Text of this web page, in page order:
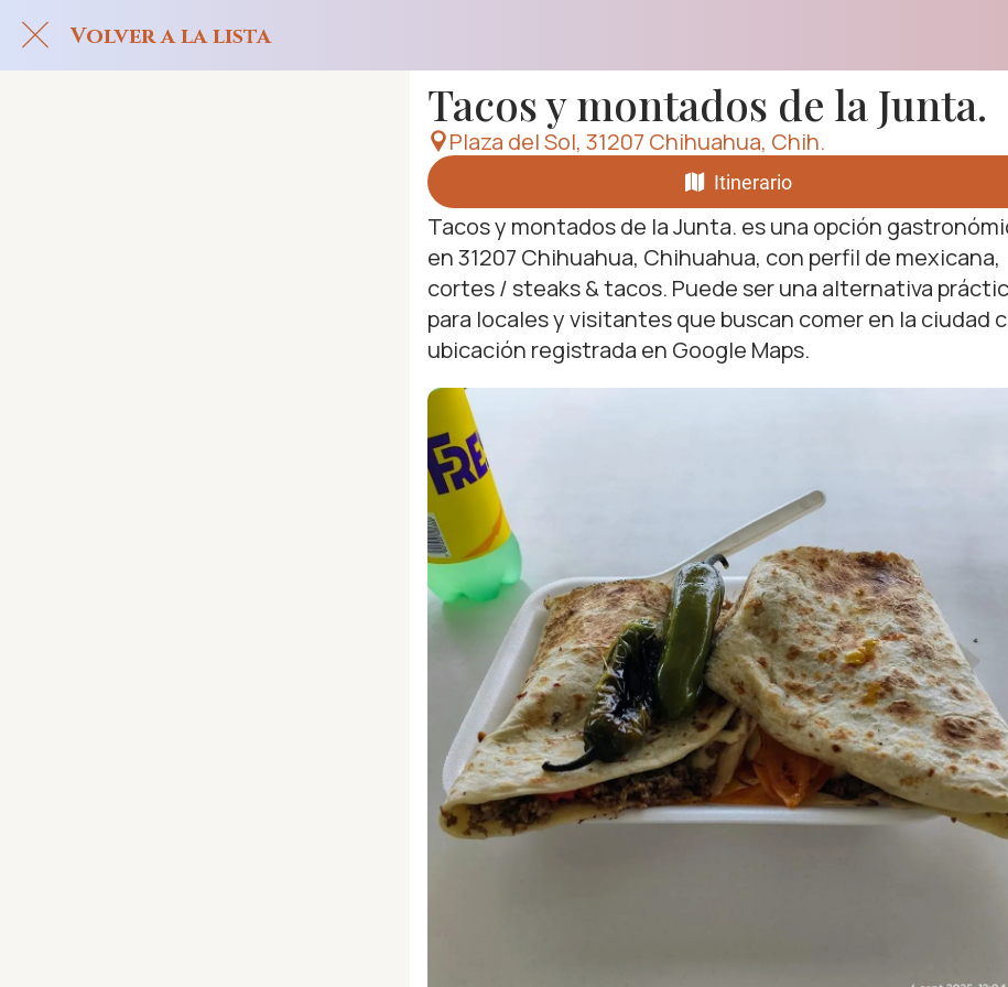
Volver a la lista
Tacos y montados de la Junta.
Plaza del Sol, 31207 Chihuahua, Chih.
Itinerario
Tacos y montados de la Junta. es una opción
en 31207 Chihuahua, Chihuahua, con perfil de mexicana,
cortes / steaks & tacos. Puede ser una alternativa
para locales y visitantes que buscan comer en la ciudad
ubicación registrada en Google Maps.